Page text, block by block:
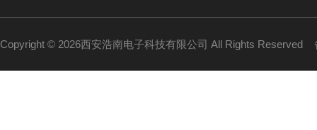
Copyright © 2026西安浩南电子科技有限公司 All Rights Reserved